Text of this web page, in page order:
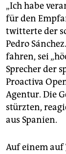
„Ich habe
für den
twitterte der
Pedro
fahren, sei
Sprecher der
Proactiva
Agentur. Die
stürzten,
aus Spanien.
Auf einem auf